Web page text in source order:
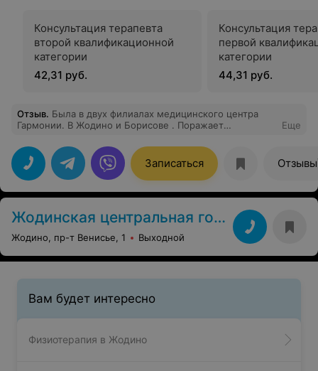
Консультация терапевта
второй квалификационной
категории
42,31 руб.
Консультация
первой
категории
44,31 руб.
Отзыв. Была в двух филиалах медицинского центра
Гармонии. В Жодино и Борисове . Поражает
профессионализм врачей ( аллерголог и педиатр) . С
малышом было очень комфортно. Спасибо
руководству за такой центр и таких врачей.Сегодня
онлайн записалась к гинекологу. Отмечаю и ваш
удобный сайт .
Еще
Записаться Отзывы
Жодинская центральная городская больница
Жодино, пр-т Венисье, 1 Выходной
Вам будет интересно
Физиотерапия в Жодино